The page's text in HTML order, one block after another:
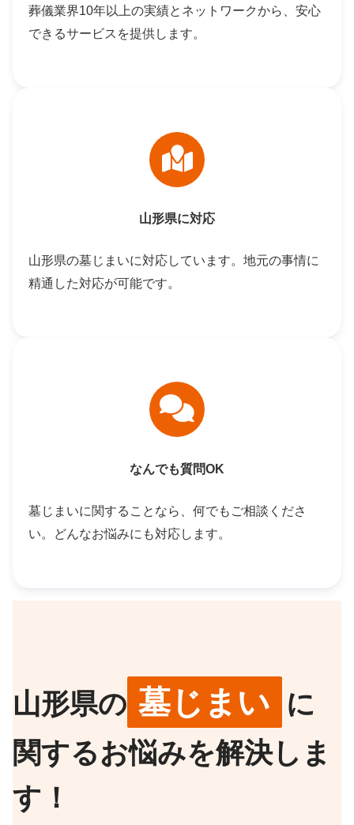
葬儀業界10年以上の実績とネットワークから、安心
できるサービスを提供します。
山形県に対応
山形県の墓じまいに対応しています。地元の事情に
精通した対応が可能です。
なんでも質問OK
墓じまいに関することなら、何でもご相談くださ
い。どんなお悩みにも対応します。
山形県の 墓じまい に
関するお悩みを解決しま
す！